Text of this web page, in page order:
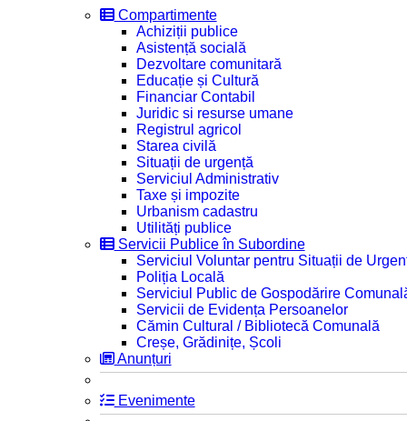
Compartimente
Achiziții publice
Asistență socială
Dezvoltare comunitară
Educație și Cultură
Financiar Contabil
Juridic si resurse umane
Registrul agricol
Starea civilă
Situații de urgență
Serviciul Administrativ
Taxe și impozite
Urbanism cadastru
Utilități publice
Servicii Publice în Subordine
Serviciul Voluntar pentru Situații de
Poliția Locală
Serviciul Public de Gospodărire
Servicii de Evidența Persoanelor
Cămin Cultural / Bibliotecă Comunală
Creșe, Grădinițe, Școli
Anunțuri
Evenimente